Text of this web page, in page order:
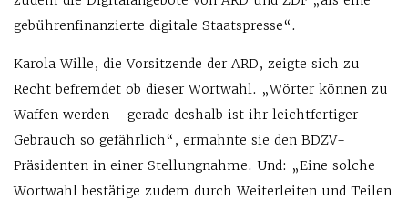
gebührenfinanzierte digitale Staatspresse“.
Karola Wille, die Vorsitzende der ARD, zeigte sich zu
Recht befremdet ob dieser Wortwahl. „Wörter können zu
Waffen werden – gerade deshalb ist ihr leichtfertiger
Gebrauch so gefährlich“, ermahnte sie den BDZV-
Präsidenten in einer Stellungnahme. Und: „Eine solche
Wortwahl bestätige zudem durch Weiterleiten und Teilen